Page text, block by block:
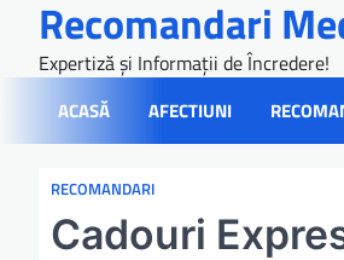
content
Recomandari
Expertiză și Informații de Încredere!
ACASĂ AFECTIUNI
RECOMANDARI
Cadouri